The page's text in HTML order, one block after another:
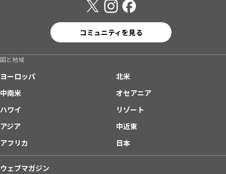
コミュニティを見る
国と地域
ヨーロッパ
北米
中南米
オセアニア
ハワイ
リゾート
アジア
中近東
アフリカ
日本
ウェブマガジン